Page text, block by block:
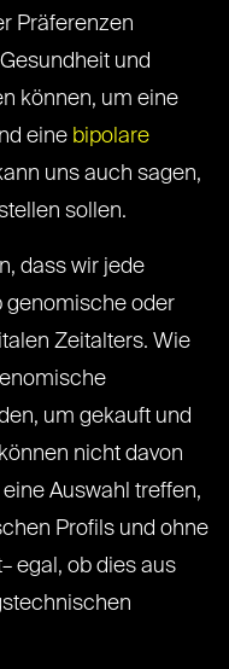
Präferenzen
und
können, um eine
eine bipolare
uns auch sagen,
sollen.
dass wir jede
genomische oder
Zeitalters. Wie
um gekauft und
nicht davon
Auswahl treffen,
Profils und ohne
egal, ob dies aus